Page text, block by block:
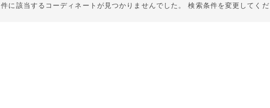
に該当するコーディネートが見つかりませんでした。 検索条件を変更してくだ